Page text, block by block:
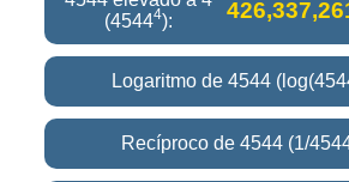
(45444):
Logaritmo de 4544
Recíproco de 4544 (1/